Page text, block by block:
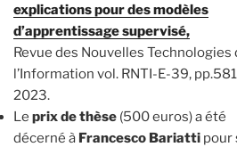
explications pour des modèles
d’apprentissage supervisé,
Revue des Nouvelles Technologies
l’Information vol. RNTI-E-39,
2023.
Le prix de thèse (500 euros) a été
décerné à Francesco Bariatti pour